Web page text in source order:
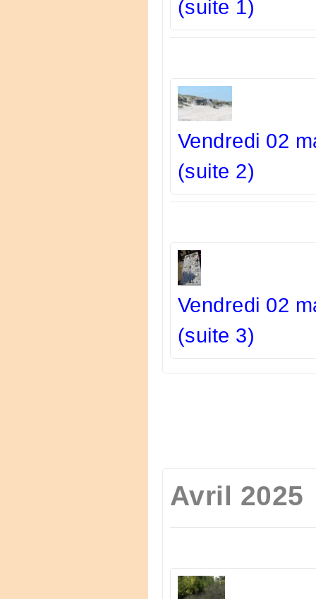
(suite 1)
Vendredi 02
(suite 2)
Vendredi 02
(suite 3)
Avril 2025